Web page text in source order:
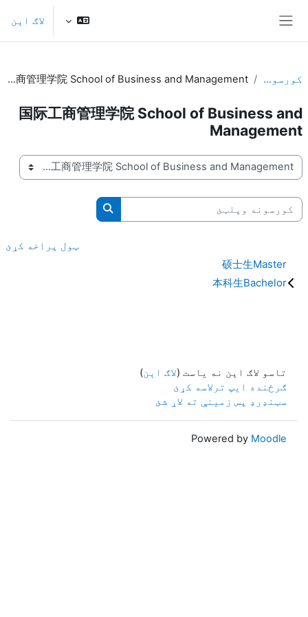
لاګ اېن
کورسونه 国际工商管理学院 School of Business and Management
国际工商管理学院 School of Business and
Management
د کورس وېشنیزې
کورسونه وپلټئ
کورسونه وپلټئ
ټول پراخه کړئ
硕士生Master
本科生Bachelor
تاسو لاګ اېن نه یاست (لاګ اېن)
ګرځنده ایپ ترلاسه کړئ
سټنډرډ پس زمینې ته لاړ شئ
Powered by Moodle